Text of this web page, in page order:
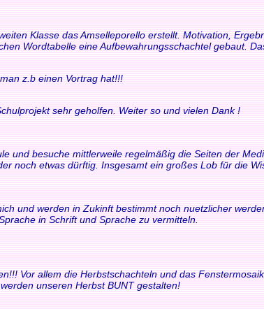
Klasse das Amselleporello erstellt. Motivation,
Wordtabelle eine Aufbewahrungsschachtel gebaut.
z.b einen Vortrag hat!!!
sehr geholfen. Weiter so und vielen Dank !
und besuche mittlerweile regelmäßig die Seiten der
noch etwas dürftig. Insgesamt ein großes Lob für die
und werden in Zukinft bestimmt noch nuetzlicher
in Schrift und Sprache zu vermitteln.
Vor allem die Herbstschachteln und das
unseren Herbst BUNT gestalten!